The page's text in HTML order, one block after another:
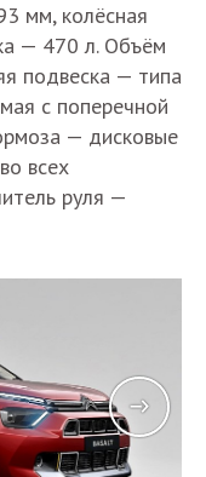
мм, колёсная
— 470 л. Объём
подвеска — типа
с поперечной
— дисковые
всех
руля —